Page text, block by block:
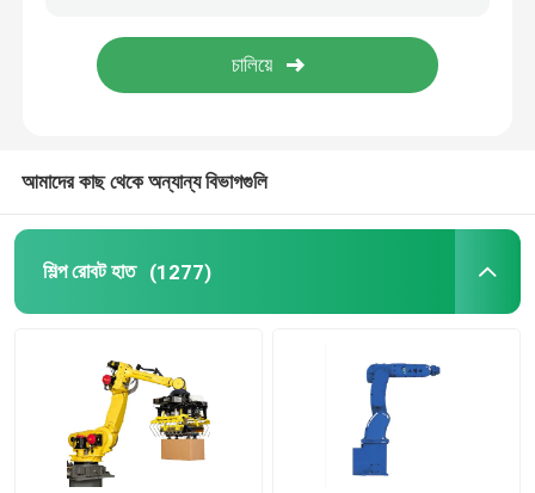
রোবট আর্ম গ্রিপার
প্লেস রোবট বাছুন
পেইন্টিং রোবট আর্ম
পলিশিং রোবট
আমাদের কাছ থেকে অন্যান্য বিভাগগুলি
শিল্প রোবট হাত (1277)